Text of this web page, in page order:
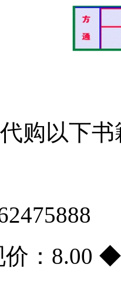
购以下
：8.00